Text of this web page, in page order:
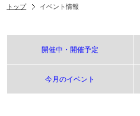
トップ イベント情報
開催中・開催予定
今月のイベント